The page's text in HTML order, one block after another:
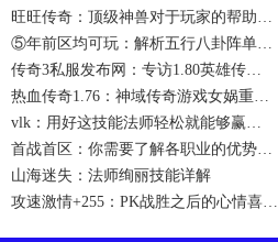
旺旺传奇：顶级神兽对于玩家的帮助…
⑤年前区均可玩：解析五行八卦阵单…
传奇3私服发布网：专访1.80英雄传…
热血传奇1.76：神域传奇游戏女娲重…
vlk：用好这技能法师轻松就能够赢…
首战首区：你需要了解各职业的优势…
山海迷失：法师绚丽技能详解
攻速激情+255：PK战胜之后的心情喜…